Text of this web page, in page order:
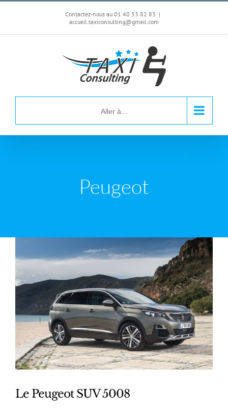
contenu
Contactez-nous au 01 40 53 82 83 |
accueil.taxiconsulting@gmail.com
Aller à...
Peugeot
Le Peugeot SUV 5008